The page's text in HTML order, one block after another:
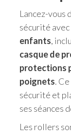
Lancez-vous
sécurité
enfants,
casque de
protections
poignets.
sécurité et
ses séances
Les rollers